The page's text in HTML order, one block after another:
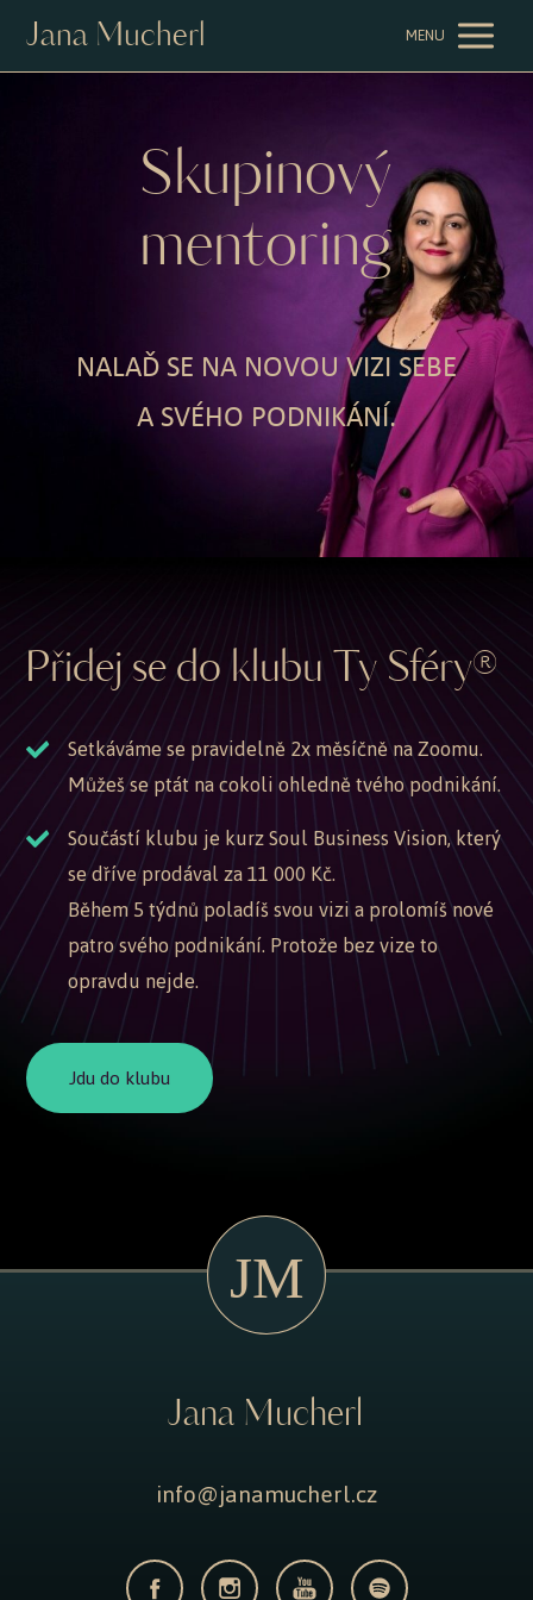
Jana Mucherl MENU
Skupinový
mentoring
NALAĎ SE NA NOVOU VIZI SEBE
A SVÉHO PODNIKÁNÍ.
Přidej se do klubu Ty Sféry®
Setkáváme se pravidelně 2x měsíčně na Zoomu.
Můžeš se ptát na cokoli ohledně tvého podnikání.
Součástí klubu je kurz Soul Business Vision, který
se dříve prodával za 11 000 Kč.
Během 5 týdnů poladíš svou vizi a prolomíš nové
patro svého podnikání. Protože bez vize to
opravdu nejde.
Jdu do klubu
Jana Mucherl
info@janamucherl.cz